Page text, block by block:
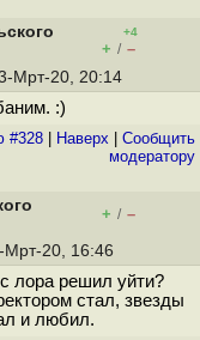
+4
+ / –
Мрт-20, 20:14
:)
#328 Наверх
Cообщить
модератору
+ / –
Мрт-20, 16:46
лора решил уйти?
стал, звезды
и любил.